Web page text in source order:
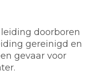
doorboren
gereinigd en
gevaar voor